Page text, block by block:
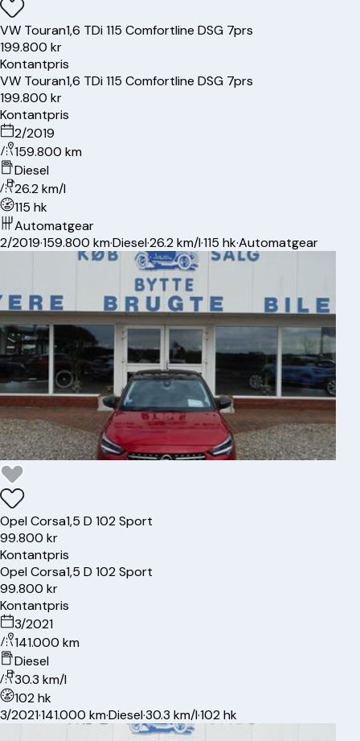
VW Touran1,6 TDi 115 Comfortline DSG 7prs
199.800 kr
Kontantpris
VW Touran1,6 TDi 115 Comfortline DSG 7prs
199.800 kr
Kontantpris
2/2019
159.800 km
Diesel
26.2 km/l
115 hk
Automatgear
2/2019·159.800 km·Diesel·26.2 km/l·115 hk·Automatgear
OpelCorsa1,5 D 102 Sport
99.800 kr
Kontantpris
OpelCorsa1,5 D 102 Sport
99.800 kr
Kontantpris
3/2021
141.000 km
Diesel
30.3 km/l
102 hk
3/2021·141.000 km·Diesel·30.3 km/l·102 hk